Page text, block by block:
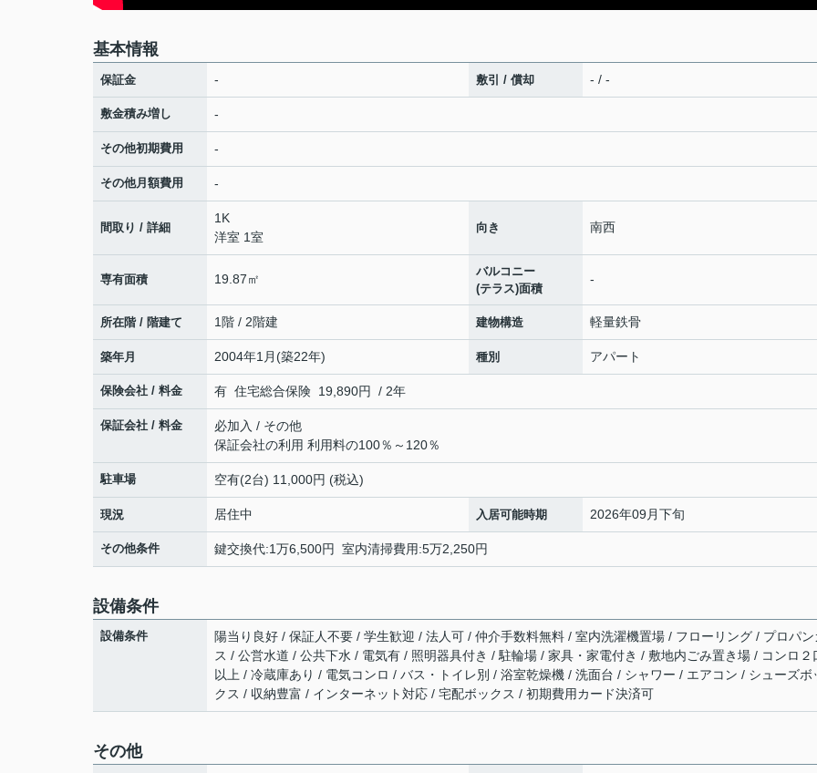
基本情報
保証金 - 敷引 / 償却 - / -
敷金積み増し -
その他初期費用 -
その他月額費用 -
間取り / 詳細
1K
洋室 1室
向き 南西
専有面積 19.87㎡
バルコニー
(テラス)面積
-
所在階 / 階建て 1階 / 2階建 建物構造 軽量鉄骨
築年月 2004年1月(築22年) 種別 アパート
保険会社 / 料金 有 住宅総合保険 19,890円 / 2年
保証会社 / 料金
必加入 / その他
保証会社の利用 利用料の100％～120％
駐車場 空有(2台) 11,000円 (税込)
現況 居住中 入居可能時期 2026年09月下旬
その他条件 鍵交換代:1万6,500円 室内清掃費用:5万2,250円
設備条件
設備条件
陽当り良好 / 保証人不要 / 学生歓迎 / 法人可 / 仲介手数料無料 / 室内洗濯機置場 / フローリング / プロパン
ス / 公営水道 / 公共下水 / 電気有 / 照明器具付き / 駐輪場 / 家具・家電付き / 敷地内ごみ置き場 / コンロ２
以上 / 冷蔵庫あり / 電気コンロ / バス・トイレ別 / 浴室乾燥機 / 洗面台 / シャワー / エアコン / シューズボ
クス / 収納豊富 / インターネット対応 / 宅配ボックス / 初期費用カード決済可
その他